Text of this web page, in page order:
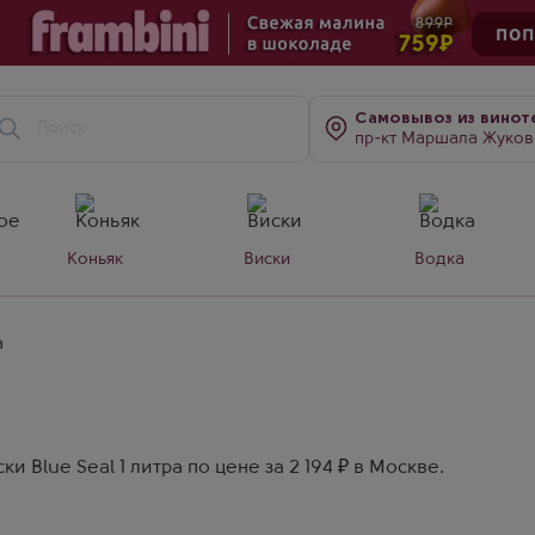
Самовывоз из
пр-кт Маршала Жукова, д.
Коньяк Виски Водка
Blue Seal 1 литра по цене за 2 194 ₽ в Москве.